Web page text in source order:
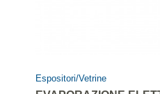
Espositori/Vetrine